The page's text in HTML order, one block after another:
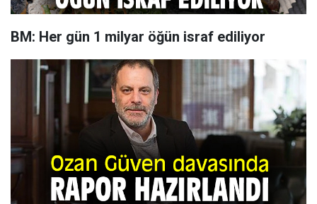
BM: Her gün 1 milyar öğün israf ediliyor